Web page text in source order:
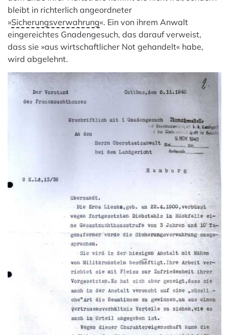
bleibt in richterlich angeordneter
»Sicherungsverwahrung«. Ein von ihrem Anwalt
eingereichtes Gnadengesuch, das darauf verweist,
dass sie »aus wirtschaftlicher Not gehandelt« habe,
wird abgelehnt.